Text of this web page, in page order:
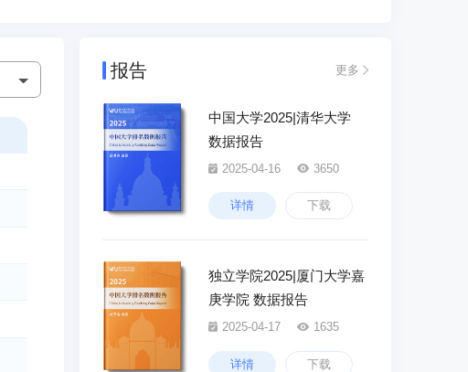
报告 更多
中国大学2025|清华大学
数据报告
2025-04-16 3650
详情 下载
独立学院2025|厦门大学嘉
庚学院 数据报告
2025-04-17 1635
详情 下载